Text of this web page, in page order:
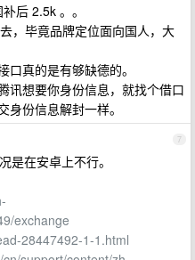
后 2.5k 。。
，毕竟品牌定位面向国人，大
真的是有够缺德的。
讯想要你身份信息，就找个借口
份信息解封一样。
7
是在安卓上不行。
exchange
28447492-1-1.html